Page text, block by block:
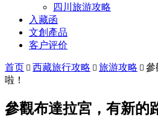
四川旅游攻略
入藏函
文創產品
客户评价
首页  西藏旅行攻略  旅游攻略  參
啦！
參觀布達拉宮，有新的